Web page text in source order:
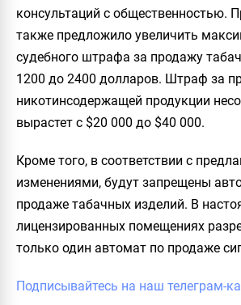
консультаций с общественностью.
также предложило увеличить
судебного штрафа за продажу
1200 до 2400 долларов. Штраф за
никотинсодержащей продукции
вырастет с $20 000 до $40 000.
Кроме того, в соответствии с
изменениями, будут запрещены
продаже табачных изделий. В
лицензированных помещениях
только один автомат по продаже
Подписывайтесь на наш телеграм-